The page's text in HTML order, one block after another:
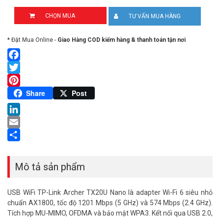
CHỌN MUA TƯ VẤN MUA HÀNG
* Đặt Mua Online - Giao Hàng COD kiểm hàng & thanh toán tận nơi
Facebook
Twitter
Pinterest
Share Post
LinkedIn
Email
Mô tả sản phẩm
USB WiFi TP-Link Archer TX20U Nano là adapter Wi-Fi 6 siêu nhỏ
chuẩn AX1800, tốc độ 1201 Mbps (5 GHz) và 574 Mbps (2.4 GHz).
Tích hợp MU-MIMO, OFDMA và bảo mật WPA3. Kết nối qua USB 2.0,